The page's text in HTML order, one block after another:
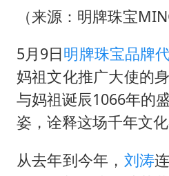
上海
《龙
（来源：明牌珠宝
5月9日明牌珠宝品牌
妈祖文化推广大使的
与妈祖诞辰1066年的
姿，诠释这场千年文化
从去年到今年， 刘涛